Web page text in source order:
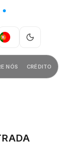
PT
NÓS CRÉDITO